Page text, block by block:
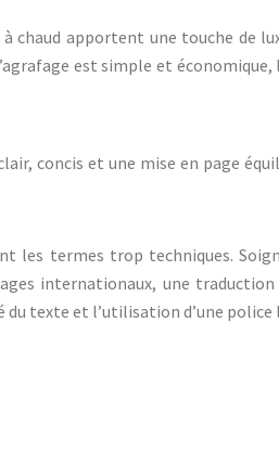
apportent une touche de
est simple et
concis et une mise en page
termes trop techniques.
internationaux, une traduction
du texte et l’utilisation d’une